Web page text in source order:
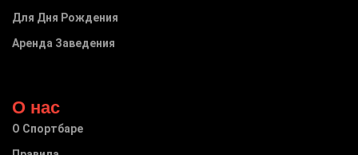
Для Дня Рождения
Аренда Заведения
О нас
О Спортбаре